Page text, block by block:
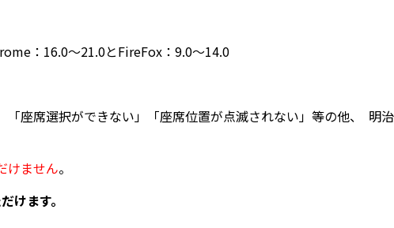
：16.0～21.0とFireFox：9.0～14.0
「座席選択ができない」「座席位置が点滅されない」等の他、
明
けません。
けます。